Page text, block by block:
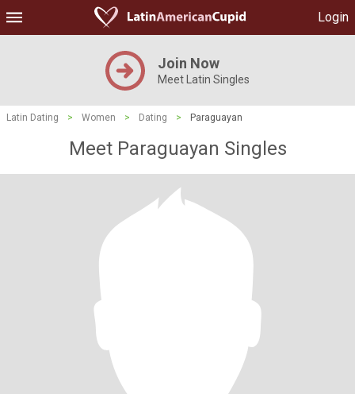
Login
Join Now
Meet Latin Singles
Latin Dating > Women > Dating > Paraguayan
Meet Paraguayan Singles